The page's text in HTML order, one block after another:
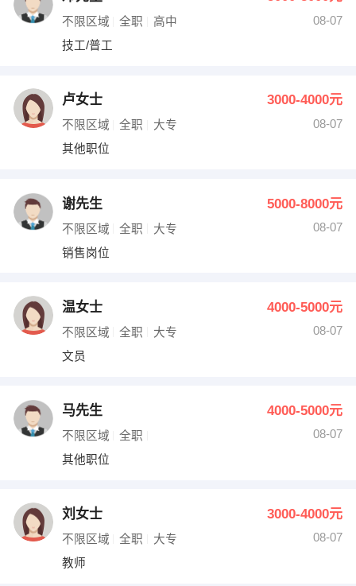
不限区域 全职 高中
08-07
技工/普工
卢女士 3000-4000元
不限区域 全职 大专
08-07
其他职位
谢先生 5000-8000元
不限区域 全职 大专
08-07
销售岗位
温女士 4000-5000元
不限区域 全职 大专
08-07
文员
马先生 4000-5000元
不限区域 全职
08-07
其他职位
刘女士 3000-4000元
不限区域 全职 大专
08-07
教师